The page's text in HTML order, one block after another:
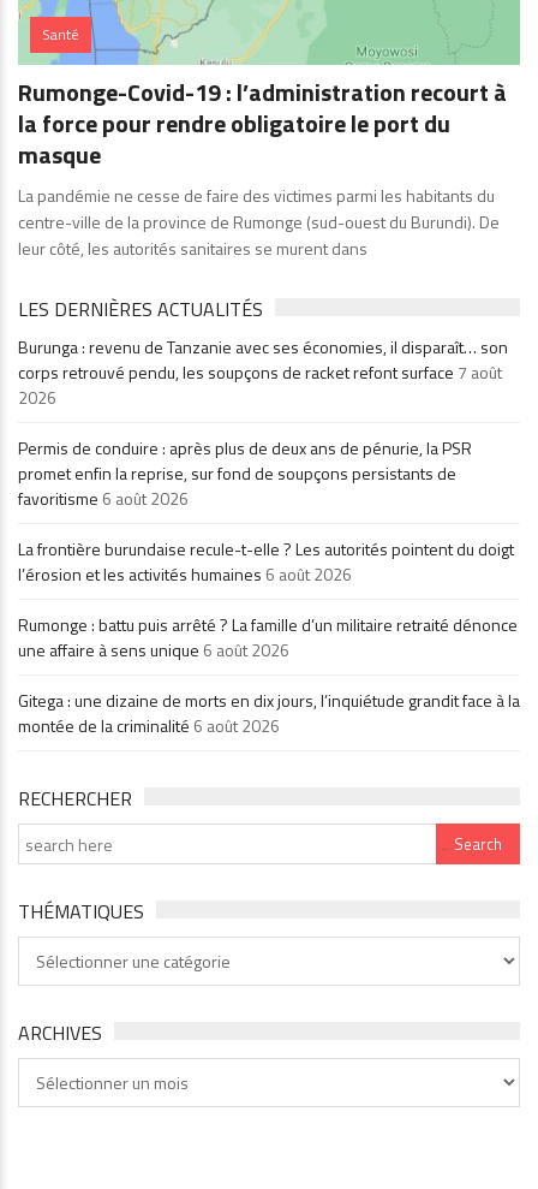
Santé
Rumonge-Covid-19 : l’administration recourt à
la force pour rendre obligatoire le port du
masque
La pandémie ne cesse de faire des victimes parmi les habitants du
centre-ville de la province de Rumonge (sud-ouest du Burundi). De
leur côté, les autorités sanitaires se murent dans
LES DERNIÈRES ACTUALITÉS
Burunga : revenu de Tanzanie avec ses économies, il disparaît… son
corps retrouvé pendu, les soupçons de racket refont surface 7 août
2026
Permis de conduire : après plus de deux ans de pénurie, la PSR
promet enfin la reprise, sur fond de soupçons persistants de
favoritisme 6 août 2026
La frontière burundaise recule-t-elle ? Les autorités pointent du doigt
l’érosion et les activités humaines 6 août 2026
Rumonge : battu puis arrêté ? La famille d’un militaire retraité dénonce
une affaire à sens unique 6 août 2026
Gitega : une dizaine de morts en dix jours, l’inquiétude grandit face à la
montée de la criminalité 6 août 2026
RECHERCHER
THÉMATIQUES
ARCHIVES